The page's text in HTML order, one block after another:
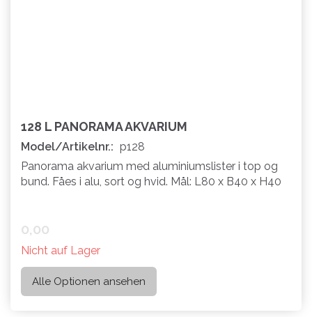
128 L PANORAMA AKVARIUM
Model/Artikelnr.: p128
Panorama akvarium med aluminiumslister i top og
bund. Fåes i alu, sort og hvid. Mål: L80 x B40 x H40
0,00
Nicht auf Lager
Alle Optionen ansehen